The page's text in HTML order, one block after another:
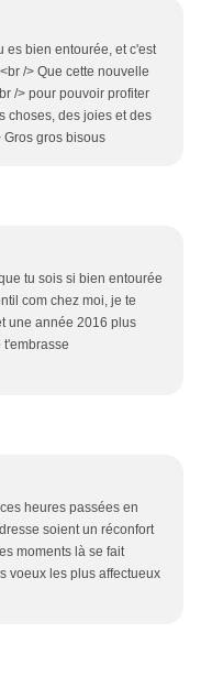
es bien entourée, et c'est
/> Que cette nouvelle
/> pour pouvoir profiter
choses, des joies et des
Gros gros bisous
tu sois si bien entourée
com chez moi, je te
une année 2016 plus
heures passées en
soient un réconfort
moments là se fait
voeux les plus affectueux